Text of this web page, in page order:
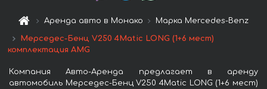
Аренда авто в Монако Марка Mercedes-Benz
Мерседес-Бенц V250 4Matic LONG (1+6 мест)
комплектация AMG
Компания Авто-Аренда предлагает в аренду
автомобиль Мерседес-Бенц V250 4Matic LONG (1+6 мест)